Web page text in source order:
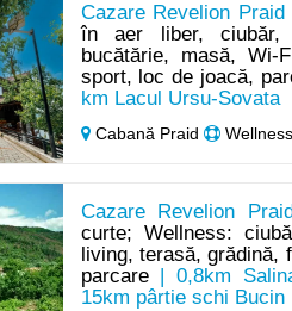
Cazare Revelion Praid
în aer liber, ciubăr,
bucătărie, masă, Wi-
sport, loc de joacă,
km Lacul Ursu-Sovata
Cabană Praid
Cazare Revelion
curte; Wellness:
living, terasă, grădină,
parcare| 0,8km
15km pârtie schi Bucin